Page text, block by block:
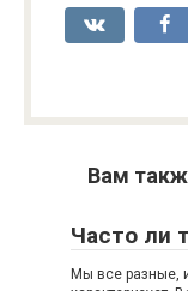
Вам
Часто ли
Мы все разные,